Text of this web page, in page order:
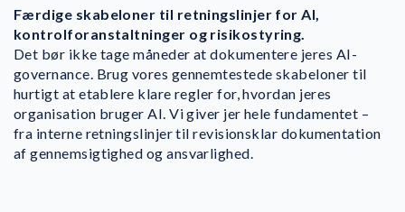
Færdige skabeloner til retningslinjer for AI,
kontrolforanstaltninger og risikostyring.
Det bør ikke tage måneder at dokumentere jeres AI-
governance. Brug vores gennemtestede skabeloner til
hurtigt at etablere klare regler for, hvordan jeres
organisation bruger AI. Vi giver jer hele fundamentet –
fra interne retningslinjer til revisionsklar dokumentation
af gennemsigtighed og ansvarlighed.